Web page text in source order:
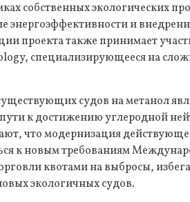
собственных экологических
и
проекта также принимает
специализирующееся на
судов на метанол
к достижению углеродной
что модернизация
к новым требованиям
квотами на выбросы,
экологичных судов.